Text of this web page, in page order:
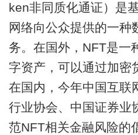
ken非同质化通证）是
网络向公众提供的一种
务。在国外，NFT是一
字资产，可以通过加密
在国内，今年中国互联
行业协会、中国证券业
范NFT相关金融风险的